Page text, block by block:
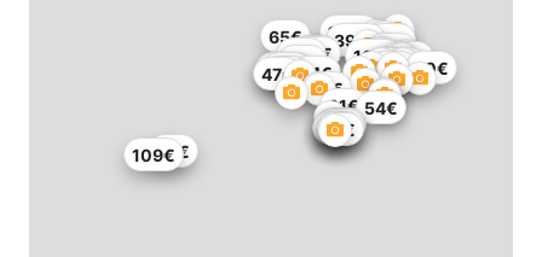
137€
65€
65€
70€
68€
60€
47€
72€
180€
86€
54€
75€
509€
69€
1€
91€
146€
397€
84€
82€
70€ 166€
91€ 54€
60€
71€
85€
94€
66€
109€